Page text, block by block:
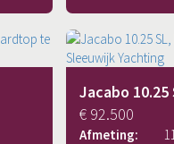
Jacabo 10.25
€ 92.500
Afmeting: